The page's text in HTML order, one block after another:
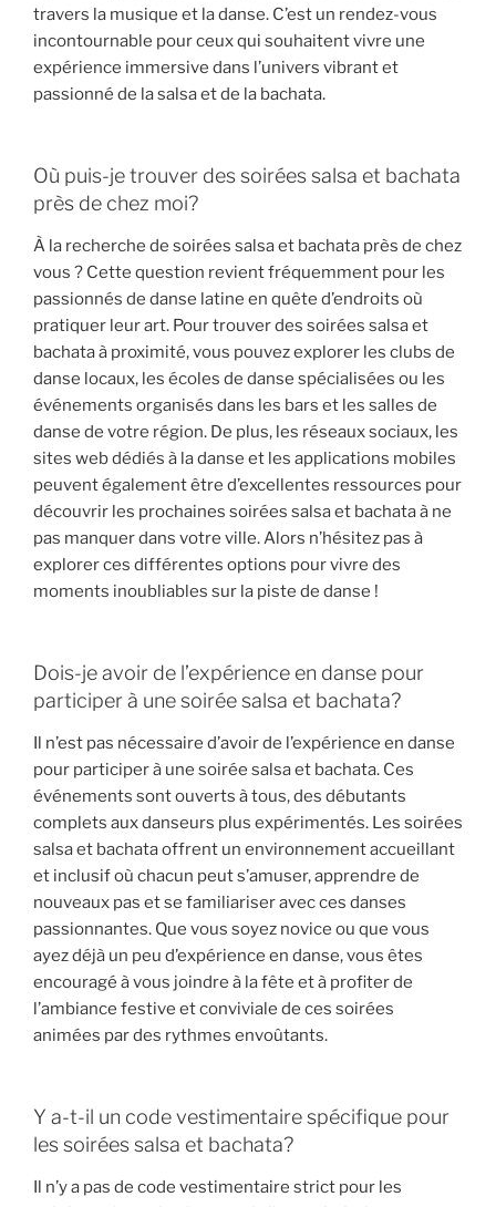
travers la musique et la danse. C’est un rendez-vous
incontournable pour ceux qui souhaitent vivre une
expérience immersive dans l’univers vibrant et
passionné de la salsa et de la bachata.
Où puis-je trouver des soirées salsa et bachata
près de chez moi?
À la recherche de soirées salsa et bachata près de chez
vous ? Cette question revient fréquemment pour les
passionnés de danse latine en quête d’endroits où
pratiquer leur art. Pour trouver des soirées salsa et
bachata à proximité, vous pouvez explorer les clubs de
danse locaux, les écoles de danse spécialisées ou les
événements organisés dans les bars et les salles de
danse de votre région. De plus, les réseaux sociaux, les
sites web dédiés à la danse et les applications mobiles
peuvent également être d’excellentes ressources pour
découvrir les prochaines soirées salsa et bachata à ne
pas manquer dans votre ville. Alors n’hésitez pas à
explorer ces différentes options pour vivre des
moments inoubliables sur la piste de danse !
Dois-je avoir de l’expérience en danse pour
participer à une soirée salsa et bachata?
Il n’est pas nécessaire d’avoir de l’expérience en danse
pour participer à une soirée salsa et bachata. Ces
événements sont ouverts à tous, des débutants
complets aux danseurs plus expérimentés. Les soirées
salsa et bachata offrent un environnement accueillant
et inclusif où chacun peut s’amuser, apprendre de
nouveaux pas et se familiariser avec ces danses
passionnantes. Que vous soyez novice ou que vous
ayez déjà un peu d’expérience en danse, vous êtes
encouragé à vous joindre à la fête et à profiter de
l’ambiance festive et conviviale de ces soirées
animées par des rythmes envoûtants.
Y a-t-il un code vestimentaire spécifique pour
les soirées salsa et bachata?
Il n’y a pas de code vestimentaire strict pour les